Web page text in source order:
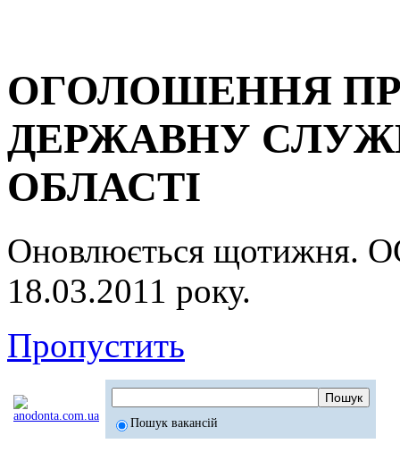
ОГОЛОШЕННЯ
ДЕРЖАВНУ
ОБЛАСТІ
Оновлюється
18.03.2011 року.
Пропустить
Пошук вакансій